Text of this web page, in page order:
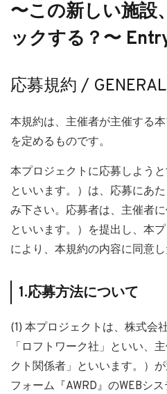
〜この新しい施設
ックする？〜
応募規約 /
本規約は、主催者が主催する
を定めるものです。
本プロジェクトに応募しよう
といいます。）は、応募にあ
み下さい。応募者は、主催者
といいます。）を提出し、本
により、本規約の内容に同意
1.応募方法について
(1) 本プロジェクトは、株式会
「ロフトワーク社」といい、
クト関係者」といいます。）
フォーム『AWRD』のWEBシ